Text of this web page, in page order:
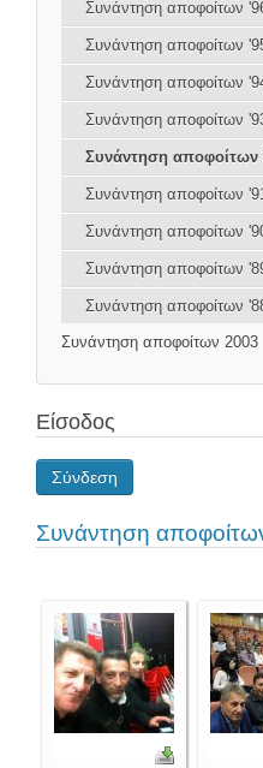
Συνάντηση αποφοίτων
Συνάντηση αποφοίτων
Συνάντηση αποφοίτων
Συνάντηση αποφοίτων
Συνάντηση αποφοίτων
Συνάντηση αποφοίτων
Συνάντηση αποφοίτων
Συνάντηση αποφοίτων
Συνάντηση αποφοίτων
Συνάντηση αποφοίτων 2003
Είσοδος
Σύνδεση
Συνάντηση